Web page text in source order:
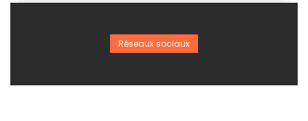
Réseaux sociaux